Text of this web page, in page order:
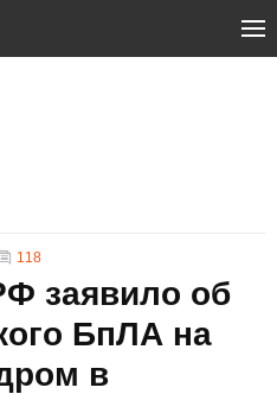
118
заявило об
БпЛА на
в